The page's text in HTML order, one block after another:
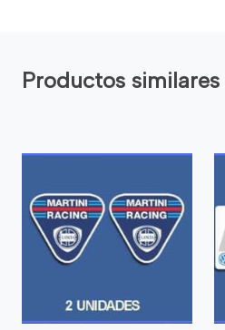
Productos similares